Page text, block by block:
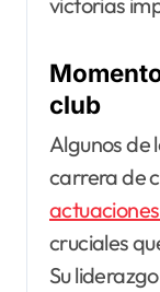
club
Algunos de
carrera de
cruciales
Su